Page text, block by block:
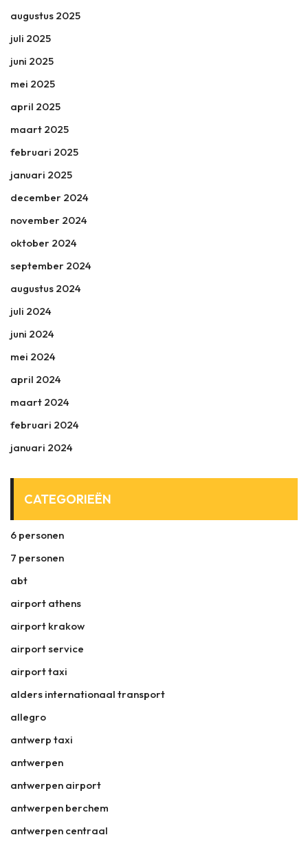
augustus 2025
juli 2025
juni 2025
mei 2025
april 2025
maart 2025
februari 2025
januari 2025
december 2024
november 2024
oktober 2024
september 2024
augustus 2024
juli 2024
juni 2024
mei 2024
april 2024
maart 2024
februari 2024
januari 2024
CATEGORIEËN
6 personen
7 personen
abt
airport athens
airport krakow
airport service
airport taxi
alders internationaal transport
allegro
antwerp taxi
antwerpen
antwerpen airport
antwerpen berchem
antwerpen centraal